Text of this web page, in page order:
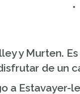
y Murten.
de un
a